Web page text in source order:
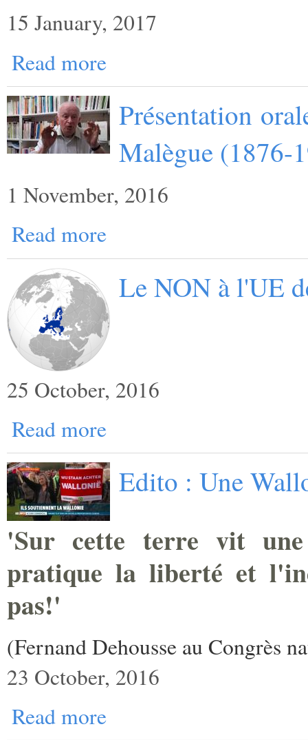
15 January, 2017
Read more
Présentation
Malègue (1876-
1 November, 2016
Read more
Le NON à l'UE
25 October, 2016
Read more
Edito : Une
'Sur cette terre vit une
pratique la liberté et
pas!'
(Fernand Dehousse au Congrès
23 October, 2016
Read more